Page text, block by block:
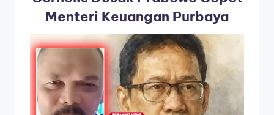
Menteri Keuangan Purbaya